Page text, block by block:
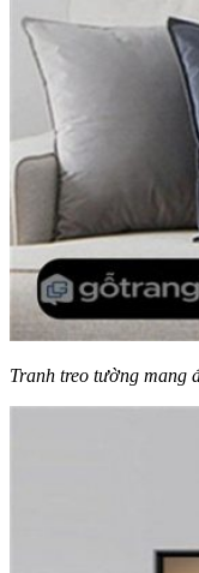
Tranh treo tường mang